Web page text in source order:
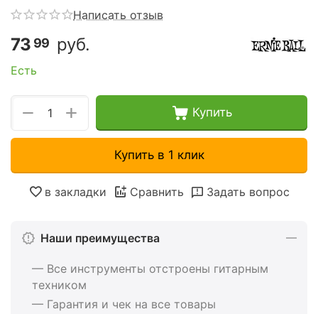
Написать отзыв
73 99 руб.
Есть
+
− Купить
Купить в 1 клик
в закладки Сравнить Задать вопрос
Наши преимущества
— Все инструменты отстроены гитарным
техником
— Гарантия и чек на все товары